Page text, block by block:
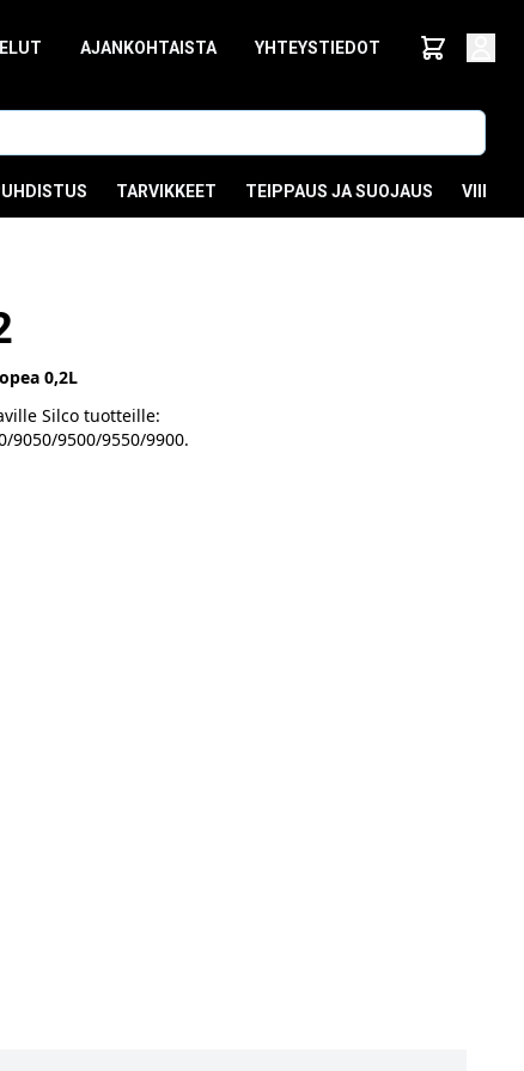
AJANKOHTAISTA YHTEYSTIEDOT
TARVIKKEET TEIPPAUS JA SUOJAUS
0,2L
Silco tuotteille:
9050/9500/9550/9900.